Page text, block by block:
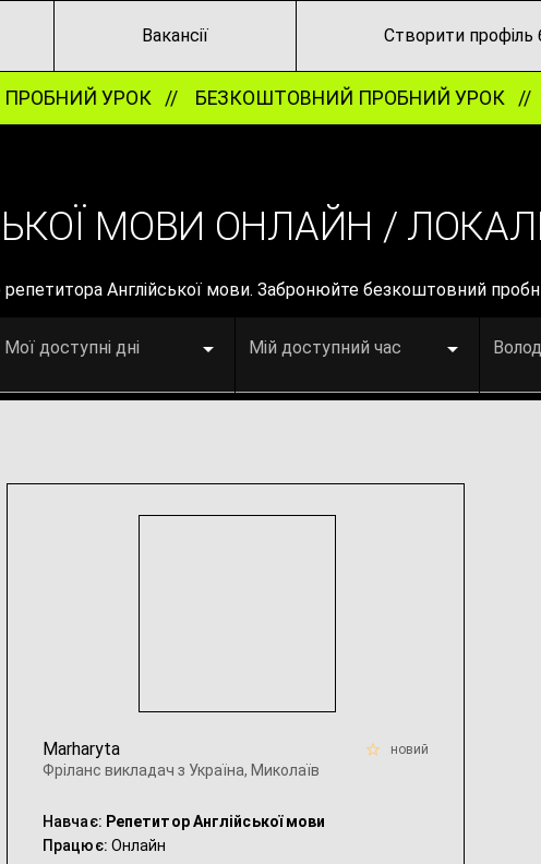
Вакансії Створити
УРОК //БЕЗКОШТОВНИЙ ПРОБНИЙ УРОК //
МОВИ ОНЛАЙН /
репетитора Англійської мови. Забронюйте безкоштовний
Мої доступні дні Мій доступний час
Marharyta
Фріланс викладач з Україна, Миколаїв
новий
Навчає: Репетитор Англійської мови
Працює: Онлайн